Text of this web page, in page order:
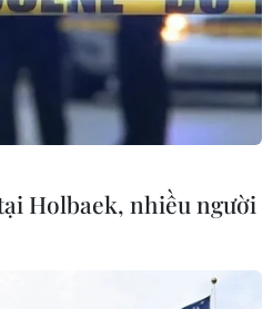
Holbaek, nhiều người